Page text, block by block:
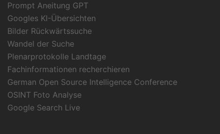
Prompt Aneitung GPT
Googles KI-Übersichten
Bilder Rückwärtssuche
Wandel der Suche
Plenarprotokolle Landtage
Fachinformationen recherchieren
German Open Source Intelligence Conference
OSINT Foto Analyse
Google Search Live